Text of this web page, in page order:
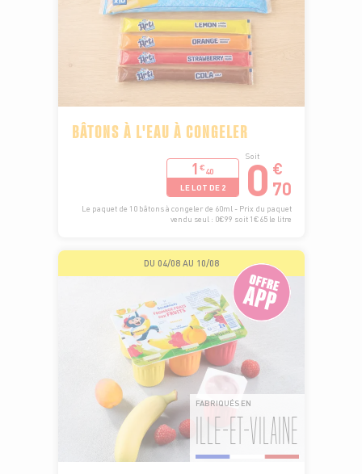
BÂTONS À L'EAU À CONGELER
1€40
LE LOT DE 2
Soit
0 €
70
Le paquet de 10 bâtons à congeler de 60ml - Prix du paquet
vendu seul : 0€99 soit 1€65 le litre
DU 04/08 AU 10/08
FABRIQUÉS EN
ILLE-ET-VILAINE